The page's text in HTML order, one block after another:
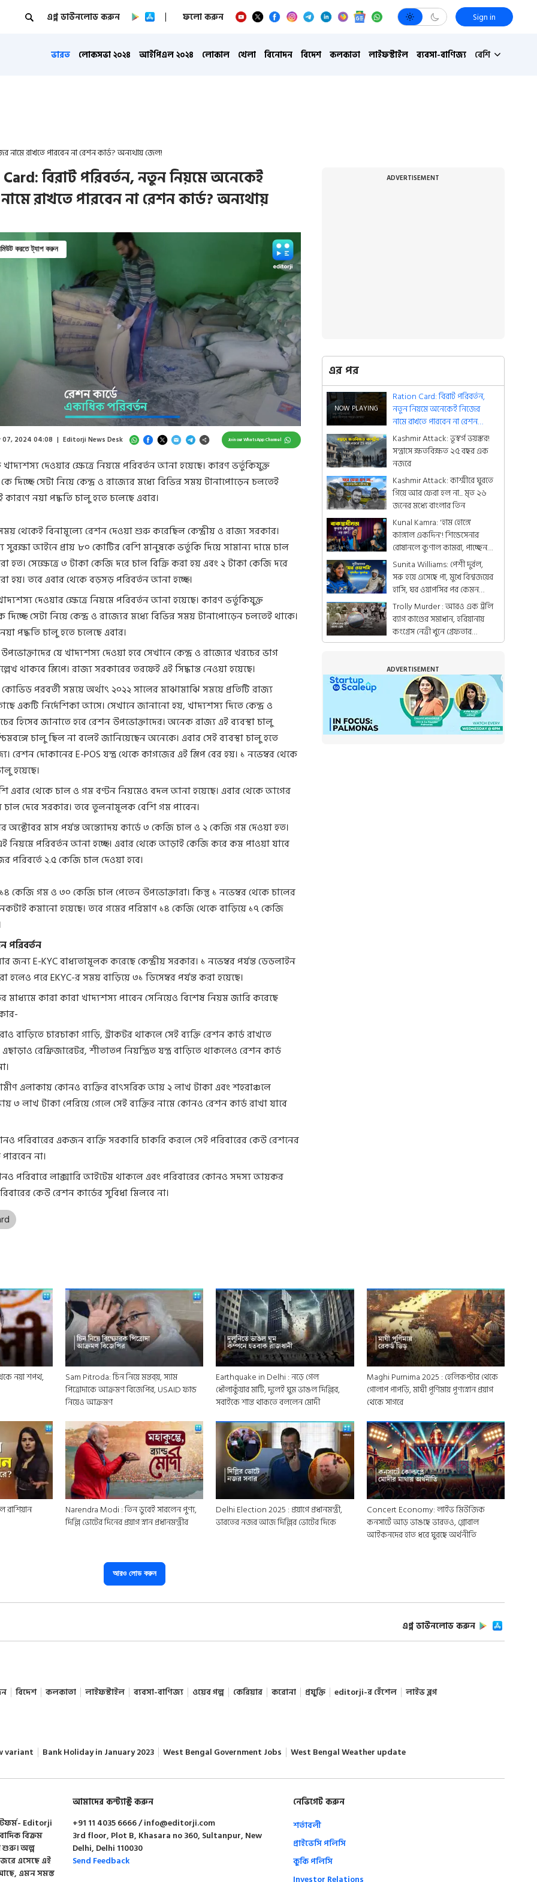
এপ্প ডাউনলোড করুন ফলো করুন Sign in
ভারত লোকসভা ২০২৪ আইপিএল ২০২৪ লোকাল খেলা বিনোদন বিদেশ কলকাতা লাইফস্টাইল ব্যবসা-বাণিজ্য বেশি
নামে রাখতে পারবেন না রেশন কার্ড? অন্যথায় জেল!
বিরাট পরিবর্তন, নতুন নিয়মে অনেকেই
রাখতে পারবেন না রেশন কার্ড? অন্যথায়
খাদ্যশস্য দেওয়ার ক্ষেত্রে নিয়মে পরিবর্তন আনা হয়েছে। কারণ ভর্তুকিযুক্ত
দিচ্ছে সেটা নিয়ে কেন্দ্র ও রাজ্যের মধ্যে বিভিন্ন সময় টানাপোড়েন চলতেই
কারণে নয়া পদ্ধতি চালু হতে চলেছে এবার।
07, 2024 04:08 | Editorji News Desk Join our WhatsApp Channel
করতে ট্যাপ করুন
Unmute
/
থেকেই বিনামূল্যে রেশন দেওয়া শুরু করেছিল কেন্দ্রীয় ও রাজ্য সরকার।
সুরক্ষা আইনে প্রায় ৮০ কোটির বেশি মানুষকে ভর্তুকি দিয়ে সামান্য দামে চাল
হত। সেক্ষেত্রে ৩ টাকা কেজি দরে চাল বিক্রি করা হয় এবং ২ টাকা কেজি দরে
হয়। তবে এবার থেকে বড়সড় পরিবর্তন আনা হচ্ছে।
দেওয়ার ক্ষেত্রে নিয়মে পরিবর্তন আনা হয়েছে। কারণ ভর্তুকিযুক্ত
দিচ্ছে সেটা নিয়ে কেন্দ্র ও রাজ্যের মধ্যে বিভিন্ন সময় টানাপোড়েন চলতেই থাকে।
পদ্ধতি চালু হতে চলেছে এবার।
যে খাদ্যশস্য দেওয়া হবে সেখানে কেন্দ্র ও রাজ্যের খরচের ভাগ
থাকবে স্লিপে। রাজ্য সরকারের তরফেই এই সিদ্ধান্ত নেওয়া হয়েছে।
পরবর্তী সময়ে অর্থাৎ ২০২২ সালের মাঝামাঝি সময়ে প্রতিটি রাজ্য
একটি নির্দেশিকা আসে। সেখানে জানানো হয়, খাদ্যশস্য দিতে কেন্দ্র ও
হিসেব জানাতে হবে রেশন উপভোক্তাদের। অনেক রাজ্য এই ব্যবস্থা চালু
চালু ছিল না বলেই জানিয়েছেন অনেকে। এবার সেই ব্যবস্থা চালু হতে
রেশন দোকানের E-POS যন্ত্র থেকে কাগজের এই স্লিপ বের হয়। ১ নভেম্বর থেকে
হয়েছে।
এবার থেকে চাল ও গম বণ্টন নিয়মেও বদল আনা হয়েছে। এবার থেকে আগের
দেবে সরকার। তবে তুলনামূলক বেশি গম পাবেন।
অক্টোবর মাস পর্যন্ত অন্ত্যোদয় কার্ডে ৩ কেজি চাল ও ২ কেজি গম দেওয়া হত।
নিয়মে পরিবর্তন আনা হচ্ছে। এবার থেকে আড়াই কেজি করে কম পাওয়া যাবে
পরিবর্তে ২.৫ কেজি চাল দেওয়া হবে।
কেজি গম ও ৩০ কেজি চাল পেতেন উপভোক্তারা। কিন্তু ১ নভেম্বর থেকে চালের
কমানো হয়েছে। তবে গমের পরিমাণ ১৪ কেজি থেকে বাড়িয়ে ১৭ কেজি
পরিবর্তন
জন্য E-KYC বাধ্যতামূলক করেছে কেন্দ্রীয় সরকার। ১ নভেম্বর পর্যন্ত ডেডলাইন
হলেও পরে EKYC-র সময় বাড়িয়ে ৩১ ডিসেম্বর পর্যন্ত করা হয়েছে।
মাধ্যমে কারা কারা খাদ্যশস্য পাবেন সেনিয়েও বিশেষ নিয়ম জারি করেছে
বাড়িতে চারচাকা গাড়ি, ট্রাকটর থাকলে সেই ব্যক্তি রেশন কার্ড রাখতে
রেফ্রিজারেটর, শীতাতপ নিয়ন্ত্রিত যন্ত্র বাড়িতে থাকলেও রেশন কার্ড
এলাকায় কোনও ব্যক্তির বাৎসরিক আয় ২ লাখ টাকা এবং শহরাঞ্চলে
৩ লাখ টাকা পেরিয়ে গেলে সেই ব্যক্তির নামে কোনও রেশন কার্ড রাখা যাবে
পরিবারের একজন ব্যক্তি সরকারি চাকরি করলে সেই পরিবারের কেউ রেশনের
না।
পরিবারে লাক্সারি আইটেম থাকলে এবং পরিবারের কোনও সদস্য আয়কর
কেউ রেশন কার্ডের সুবিধা মিলবে না।
ADVERTISEMENT
এর পর
Ration Card: বিরাট পরিবর্তন,
নতুন নিয়মে অনেকেই নিজের
নামে রাখতে পারবেন না রেশন
কার্ড? অন্যথায় জেল!
Kashmir Attack: ভূস্বর্গ ভয়ঙ্কর!
সন্ত্রাসে ক্ষতবিক্ষত ২৫ বছর এক
নজরে
Kashmir Attack: কাশ্মীরে ঘুরতে
গিয়ে আর ফেরা হল না... মৃত ২৬
জনের মধ্যে বাংলার তিন
Kunal Kamra: 'হাম হোঙ্গে
কাঙ্গাল একদিন'! শিন্ডেসেনার
রোষানলে কুণাল কামরা, পাচ্ছেন
লাগাতার ডেথথ্রেট
Sunita Williams: পেশী দুর্বল,
সরু হয়ে এসেছে পা, মুখে বিশ্বজয়ের
হাসি, ঘর ওয়াপসির পর কেমন
আছেন সুনীতারা?
Trolly Murder : আরও এক ট্রলি
ব্যাগ কাণ্ডের সমাধান, হরিয়ানায়
কংগ্রেস নেত্রী খুনে গ্রেফতার
প্রেমিক
ADVERTISEMENT
নয়া শপথ,
Sam Pitroda: চিন নিয়ে মন্তব্য়, স্যাম
পিত্রোদাকে আক্রমণ বিজেপির, USAID ফান্ড
নিয়েও আক্রমণ
Earthquake in Delhi : নড়ে গেল
ধৌলাকুঁয়ার মাটি, দুলেই ঘুম ভাঙল দিল্লির,
সবাইকে শান্ত থাকতে বললেন মোদী
Maghi Purnima 2025 : হেলিকপ্টার থেকে
গোলাপ পাপড়ি, মাঘী পূর্ণিমায় পূণ্যস্নান প্রয়াগ
থেকে সাগরে
Narendra Modi : তিন ডুবেই সারলেন পুণ্য,
দিল্লি ভোটের দিনের প্রয়াগ স্নান প্রধানমন্ত্রীর
Delhi Election 2025 : প্রয়াগে প্রধানমন্ত্রী,
ভারতের নজর আজ দিল্লির ভোটের দিকে
Concert Economy: লাইভ মিউজিক
কনসার্টে আড় ভাঙছে ভারতও, গ্লোবাল
আইকনদের হাত ধরে ঘুরছে অর্থনীতি
আরও লোড করুন
এপ্প ডাউনলোড করুন
বিদেশ কলকাতা লাইফস্টাইল ব্যবসা-বাণিজ্য ওয়েব গল্প কেরিয়ার করোনা প্রযুক্তি editorji-র হেঁশেল লাইভ ব্লগ
variant Bank Holiday in January 2023 West Bengal Government Jobs West Bengal Weather update
Editorji
বিক্রম
শুরু। অল্প
এসেছে এই
আছে, এমন সমস্ত
আমাদের কন্ট্যাক্ট করুন
+91 11 4035 6666 / info@editorji.com
3rd floor, Plot B, Khasara no 360, Sultanpur, New
Delhi, Delhi 110030
Send Feedback
নেভিগেট করুন
শর্তাবলী
প্রাইভেসি পলিসি
কুকি পলিসি
Investor Relations